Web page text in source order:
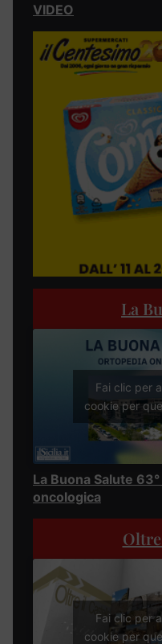
VIDEO
La
Fai clic per
cookie per
La Buona Salute
oncologica
Fai clic per
cookie per